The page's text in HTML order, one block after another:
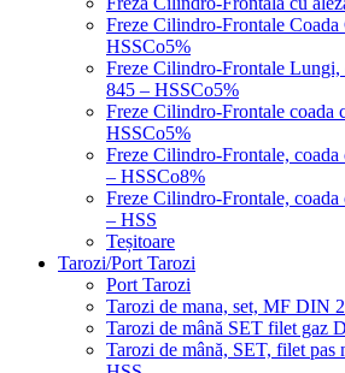
Freze Cilindro-Frontale
HSSCo5%
Freze Cilindro-Frontale
845 – HSSCo5%
Freze Cilindro-Frontale
HSSCo5%
Freze Cilindro-Frontale,
– HSSCo8%
Freze Cilindro-Frontale,
– HSS
Teșitoare
Tarozi/Port Tarozi
Port Tarozi
Tarozi de mana, set, MF DIN
Tarozi de mână SET filet gaz
Tarozi de mână, SET, filet